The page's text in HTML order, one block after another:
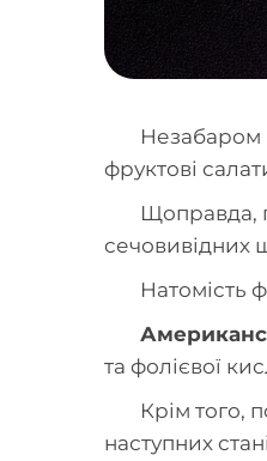
Незабаром
фруктові
Щоправда,
сечовивідних
Натомість
та фолієвої
Крім того,
наступних